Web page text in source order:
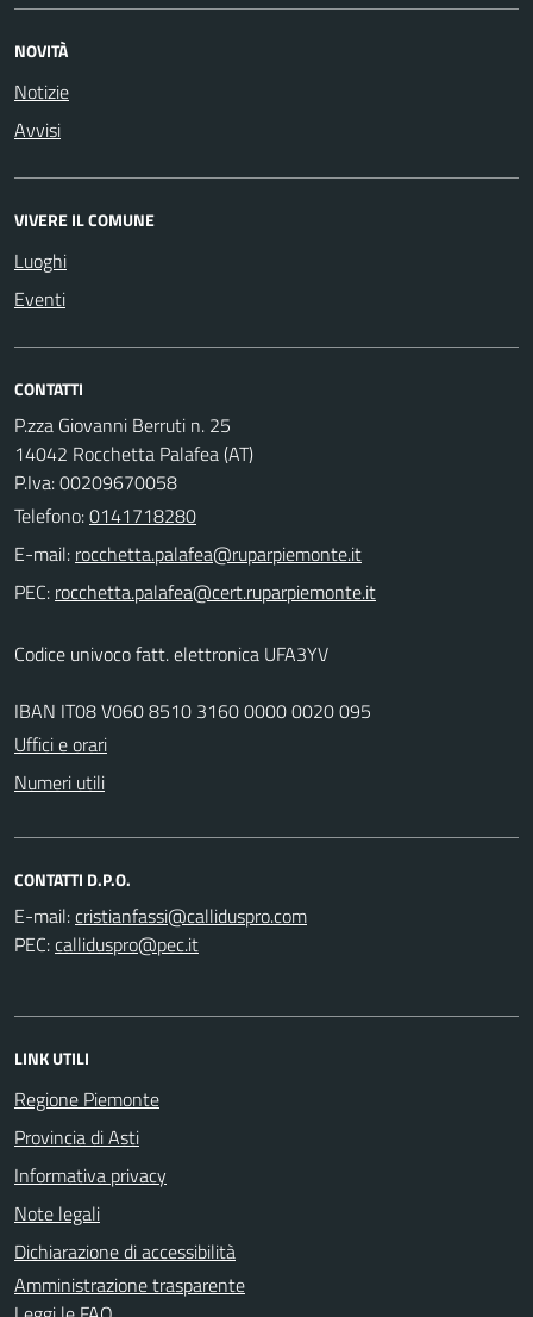
NOVITÀ
Notizie
Avvisi
VIVERE IL COMUNE
Luoghi
Eventi
CONTATTI
P.zza Giovanni Berruti n. 25
14042 Rocchetta Palafea (AT)
P.Iva: 00209670058
Telefono:0141718280
E-mail:
PEC:
Codice univoco fatt. elettronica UFA3YV
IBAN IT08 V060 8510 3160 0000 0020 095
Uffici e orari
Numeri utili
CONTATTI D.P.O.
E-mail:
PEC:
LINK UTILI
Regione Piemonte
Provincia di Asti
Informativa privacy
Note legali
Dichiarazione di accessibilità
Amministrazione trasparente